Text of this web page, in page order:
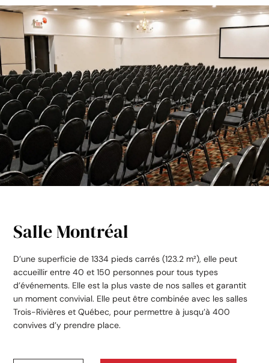
Salle Montréal
D’une superficie de 1334 pieds carrés (123.2 m²), elle peut
accueillir entre 40 et 150 personnes pour tous types
d’événements. Elle est la plus vaste de nos salles et garantit
un moment convivial. Elle peut être combinée avec les salles
Trois-Rivières et Québec, pour permettre à jusqu’à 400
convives d’y prendre place.